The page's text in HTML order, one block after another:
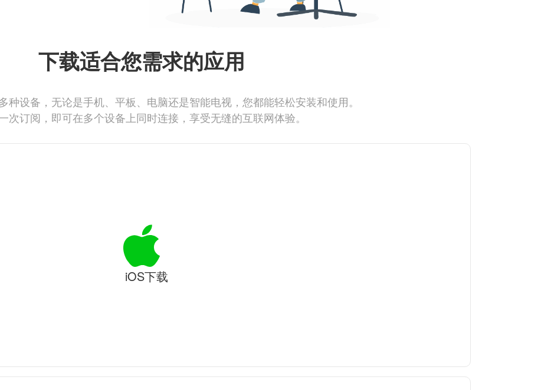
下载适合您需求的应用
种设备，无论是手机、平板、电脑还是智能电视，您都能轻松安装和使用。
次订阅，即可在多个设备上同时连接，享受无缝的互联网体验。
iOS下载